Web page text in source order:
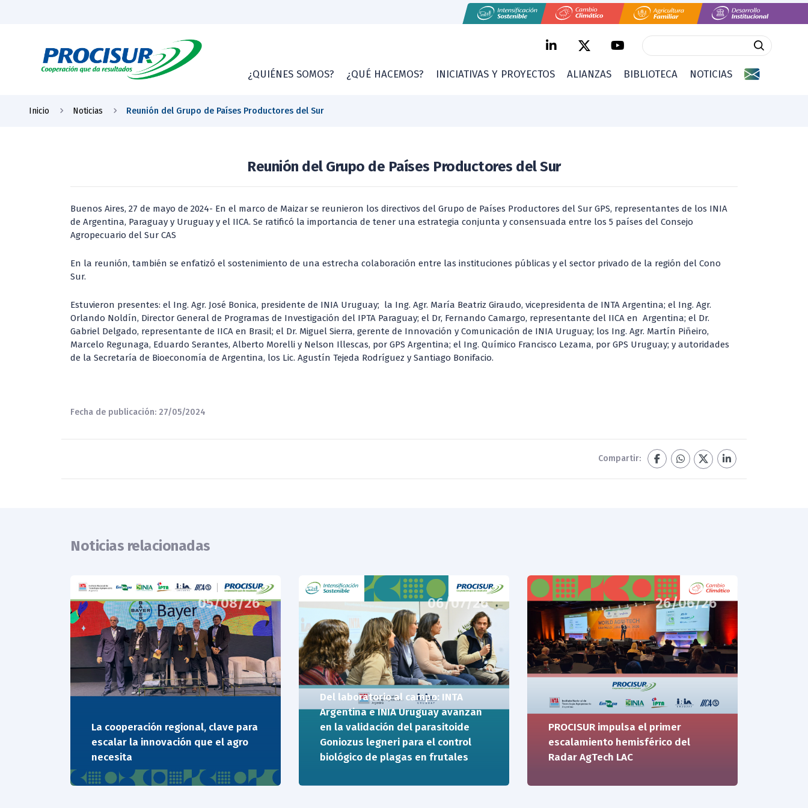
¿QUIÉNES SOMOS? ¿QUÉ HACEMOS? INICIATIVAS Y PROYECTOS ALIANZAS BIBLIOTECA NOTICIAS
Inicio Noticias Reunión del Grupo de Países Productores del Sur
Reunión del Grupo de Países Productores del Sur
Buenos Aires, 27 de mayo de 2024- En el marco de Maizar se reunieron los directivos del Grupo de Países Productores del Sur GPS, representantes de los INIA
de Argentina, Paraguay y Uruguay y el IICA. Se ratificó la importancia de tener una estrategia conjunta y consensuada entre los 5 países del Consejo
Agropecuario del Sur CAS
En la reunión, también se enfatizó el sostenimiento de una estrecha colaboración entre las instituciones públicas y el sector privado de la región del Cono
Sur.
Estuvieron presentes: el Ing. Agr. José Bonica, presidente de INIA Uruguay; la Ing. Agr. María Beatriz Giraudo, vicepresidenta de INTA Argentina; el Ing. Agr.
Orlando Noldín, Director General de Programas de Investigación del IPTA Paraguay; el Dr, Fernando Camargo, representante del IICA en Argentina; el Dr.
Gabriel Delgado, representante de IICA en Brasil; el Dr. Miguel Sierra, gerente de Innovación y Comunicación de INIA Uruguay; los Ing. Agr. Martín Piñeiro,
Marcelo Regunaga, Eduardo Serantes, Alberto Morelli y Nelson Illescas, por GPS Argentina; el Ing. Químico Francisco Lezama, por GPS Uruguay; y autoridades
de la Secretaría de Bioeconomía de Argentina, los Lic. Agustín Tejeda Rodríguez y Santiago Bonifacio.
Fecha de publicación: 27/05/2024
Compartir:
Noticias relacionadas
05/08/26
La cooperación regional, clave para
escalar la innovación que el agro
necesita
06/07/26
Del laboratorio al campo: INTA
Argentina e INIA Uruguay avanzan
en la validación del parasitoide
Goniozus legneri para el control
biológico de plagas en frutales
26/06/26
PROCISUR impulsa el primer
escalamiento hemisférico del
Radar AgTech LAC